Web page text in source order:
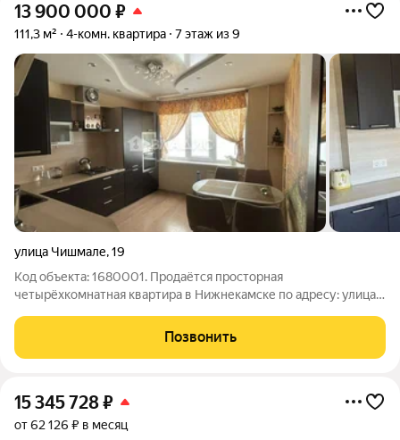
13 900 000 ₽
111,3 м² 4-комн. квартира 7 этаж из 9
улица Чишмале,19
Код объекта: 1680001. Продаётся просторная
четырёхкомнатная квартира в Нижнекамске по адресу: улица
и качество жизни. Квартира расположена на 7 этаже 9-
этажного панельного дома 2003 года
Позвонить
15 345 728₽
от 62 126 ₽ в месяц